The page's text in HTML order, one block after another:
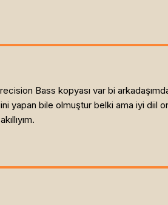
Bass kopyası var bi
bile olmuştur belki ama iyi diil